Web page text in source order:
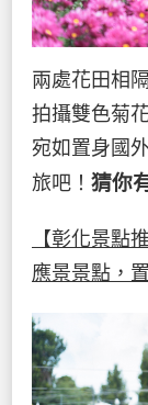
兩處花田相
拍攝雙色菊
宛如置身國
旅吧！ 猜你
【彰化景點
應景景點，